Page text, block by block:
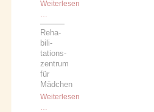
Weiterlesen
in
Beelen
am
26.
Oktober
2024
Reha­
bili­
tations­
zentrum
für
Mädchen
Weiterlesen